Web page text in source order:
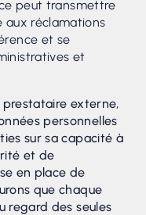
peut transmettre
aux réclamations
et se
et
prestataire externe,
personnelles
sur sa capacité à
et de
en place de
que chaque
regard des seules